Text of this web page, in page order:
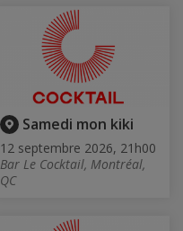
Samedi mon kiki
12 septembre 2026, 21h00
Bar Le Cocktail, Montréal,
QC